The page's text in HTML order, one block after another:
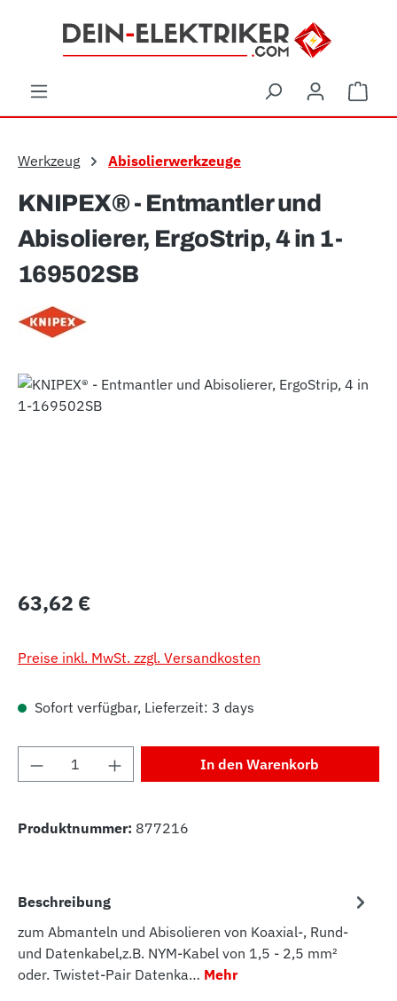
Zum Hauptinhalt springen
Werkzeug Abisolierwerkzeuge
KNIPEX® - Entmantler und
Abisolierer, ErgoStrip, 4 in 1-
169502SB
Bildergalerie überspringen
Regulärer Preis:
63,62 €
Preise inkl. MwSt. zzgl. Versandkosten
Sofort verfügbar, Lieferzeit: 3 days
Produkt Anzahl: Gib den gewünschten
In den Warenkorb
Produktnummer: 877216
Beschreibung
zum Abmanteln und Abisolieren von Koaxial-, Rund-
und Datenkabel,z.B. NYM-Kabel von 1,5 - 2,5 mm²
oder. Twistet-Pair Datenka… Mehr